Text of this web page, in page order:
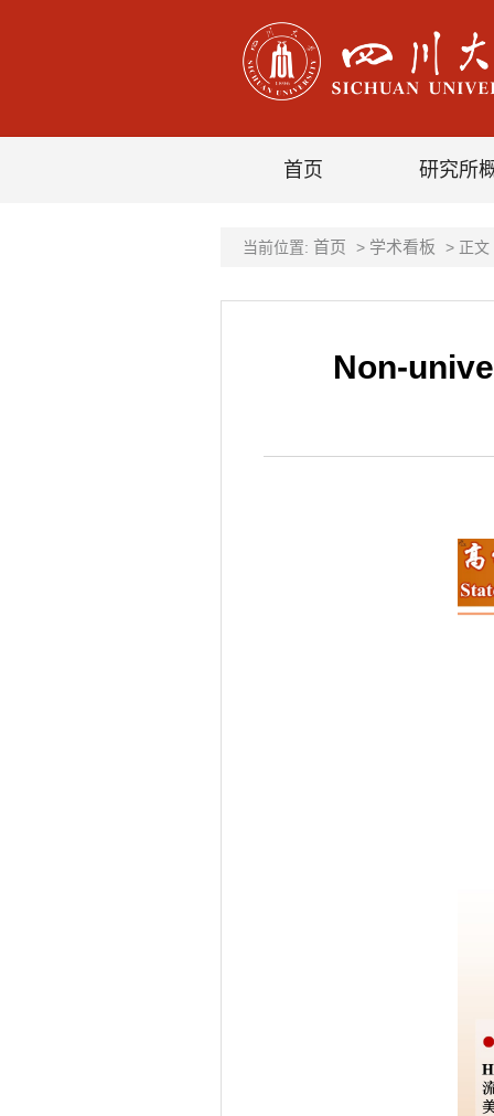
首页 研究所
当前位置: 首页 > 学术看板 > 正文
Non-